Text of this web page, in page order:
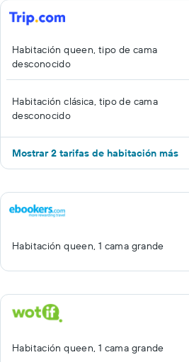
Habitación queen, tipo de cama
desconocido
Habitación clásica, tipo de cama
desconocido
Mostrar 2 tarifas de habitación más
Habitación queen, 1 cama grande
Habitación queen, 1 cama grande